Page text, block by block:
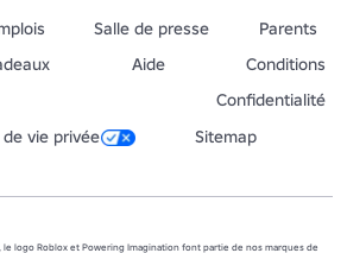
Salle de presse
Parents
Aide
Conditions
Confidentialité
vie privée
Sitemap
logo Roblox et Powering Imagination font partie de nos marques de